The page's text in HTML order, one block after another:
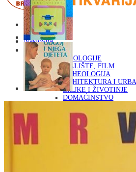
Naslovna
KNJIGE
OD ARHEOLOGIJE
DO KAZALIŠTE, FILM
ARHEOLOGIJA
ARHITEKTURA I
BILJKE I ŽIVOTINJE
DOMAĆINSTVO
ETNOLOGIJA
FILOZOFIJA,
FOTOGRAFIJA
GLAZBENA
KAZALIŠTE, FILM